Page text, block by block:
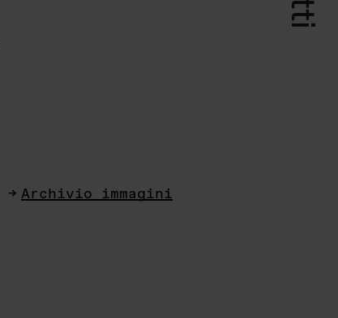
Archivio immagini